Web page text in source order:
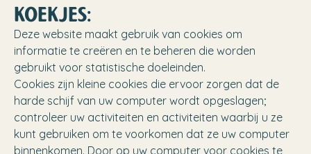
KOEKJES:
Deze website maakt gebruik van cookies om
informatie te creëren en te beheren die worden
gebruikt voor statistische doeleinden.
Cookies zijn kleine cookies die ervoor zorgen dat de
harde schijf van uw computer wordt opgeslagen;
controleer uw activiteiten en activiteiten waarbij u ze
kunt gebruiken om te voorkomen dat ze uw computer
binnenkomen. Door op uw computer voor cookies te